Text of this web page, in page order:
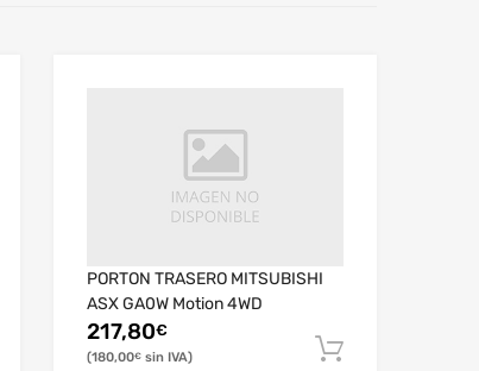
PORTON TRASERO MITSUBISHI
ASX GA0W Motion 4WD
217,80€
180,00€